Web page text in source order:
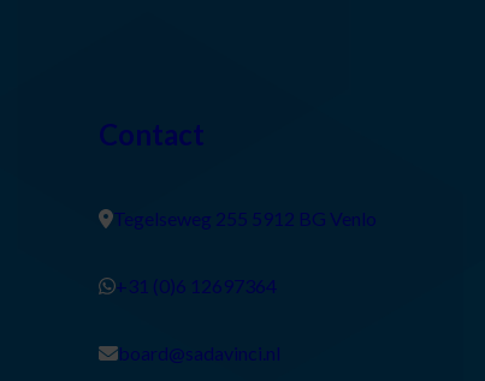
Contact
Tegelseweg 255 5912 BG Venlo
+31 (0)6 12697364
board@sadavinci.nl